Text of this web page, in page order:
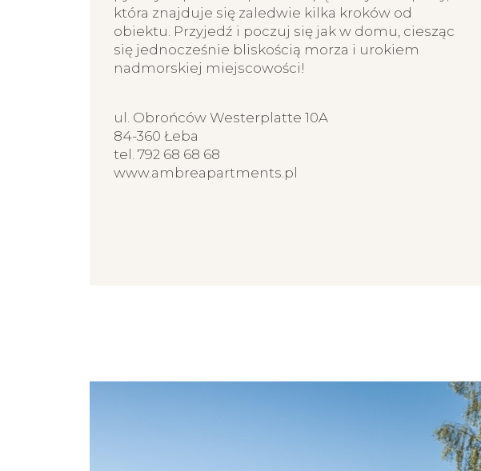
która znajduje się zaledwie kilka kroków od
obiektu. Przyjedź i poczuj się jak w domu, ciesząc
się jednocześnie bliskością morza i urokiem
nadmorskiej miejscowości!
ul. Obrońców Westerplatte 10A
84-360 Łeba
tel. 792 68 68 68
www.ambreapartments.pl